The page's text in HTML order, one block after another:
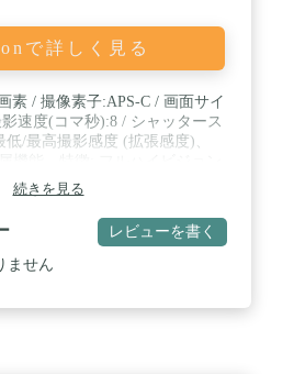
で詳しく見る
素 / 撮像素子:APS-C / 画面サイ
速度(コマ秒):8 / シャッタース
低/最高撮影感度 (拡張感度)、
続きを見る
レビューを書く
ません